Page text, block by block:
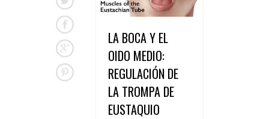
LA BOCA Y EL
OIDO MEDIO:
REGULACIÓN DE
LA TROMPA DE
EUSTAQUIO